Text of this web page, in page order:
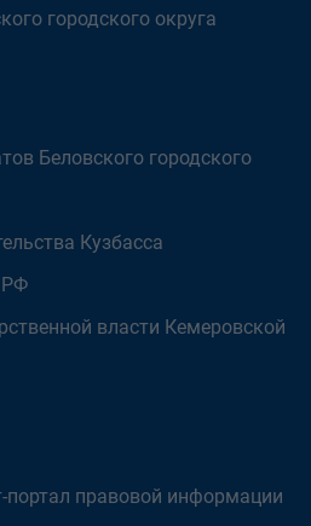
городского округа
Беловского городского
Кузбасса
РФ
власти Кемеровской
правовой информации